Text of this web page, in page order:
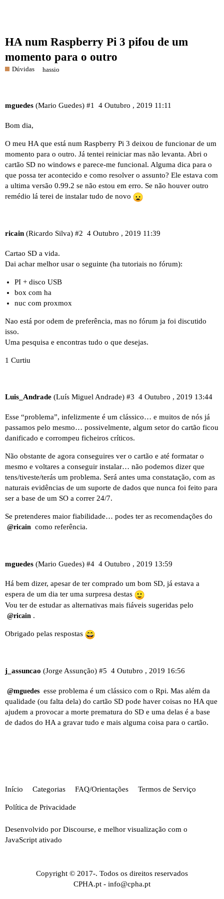
HA num Raspberry Pi 3 pifou de um
momento para o outro
Dúvidas hassio
mguedes (Mario Guedes) 4 Outubro , 2019 11:11
#1
Bom dia,
O meu HA que está num Raspberry Pi 3 deixou de funcionar de um
momento para o outro. Já tentei reiniciar mas não levanta. Abri o
cartão SD no windows e parece-me funcional. Alguma dica para o
que possa ter acontecido e como resolver o assunto? Ele estava com
a ultima versão 0.99.2 se não estou em erro. Se não houver outro
remédio lá terei de instalar tudo de novo
ricain (Ricardo Silva) 4 Outubro , 2019 11:39
#2
Cartao SD a vida.
Dai achar melhor usar o seguinte (ha tutoriais no fórum):
PI + disco USB
box com ha
nuc com proxmox
Nao está por odem de preferência, mas no fórum ja foi discutido
isso.
Uma pesquisa e encontras tudo o que desejas.
1 Curtiu
Luis_Andrade (Luís Miguel Andrade) 4 Outubro , 2019 13:44
#3
Esse “problema”, infelizmente é um clássico… e muitos de nós já
passamos pelo mesmo… possivelmente, algum setor do cartão ficou
danificado e corrompeu ficheiros críticos.
Não obstante de agora conseguires ver o cartão e até formatar o
mesmo e voltares a conseguir instalar… não podemos dizer que
tens/tiveste/terás um problema. Será antes uma constatação, com as
naturais evidências de um suporte de dados que nunca foi feito para
ser a base de um SO a correr 24/7.
Se pretenderes maior fiabilidade… podes ter as recomendações do
@ricain como referência.
mguedes (Mario Guedes) 4 Outubro , 2019 13:59
#4
Há bem dizer, apesar de ter comprado um bom SD, já estava a
espera de um dia ter uma surpresa destas
Vou ter de estudar as alternativas mais fiáveis sugeridas pelo
@ricain .
Obrigado pelas respostas
j_assuncao (Jorge Assunção) 4 Outubro , 2019 16:56
#5
@mguedes esse problema é um clássico com o Rpi. Mas além da
qualidade (ou falta dela) do cartão SD pode haver coisas no HA que
ajudem a provocar a morte prematura do SD e uma delas é a base
de dados do HA a gravar tudo e mais alguma coisa para o cartão.
Início Categorias FAQ/Orientações Termos de Serviço
Política de Privacidade
Desenvolvido por Discourse, e melhor visualização com o
JavaScript ativado
Copyright © 2017-. Todos os direitos reservados
CPHA.pt - info@cpha.pt